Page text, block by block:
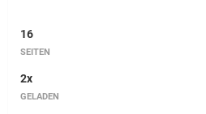
16
SEITEN
2x
GELADEN